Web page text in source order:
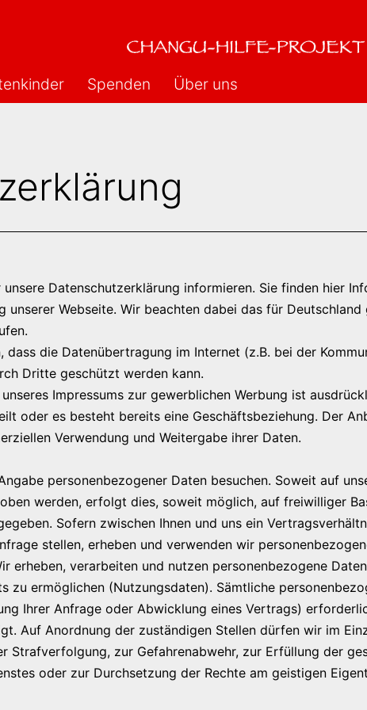
Spenden Über uns
Datenschutzerklärung informieren. Sie finden hier
unserer Webseite. Wir beachten dabei das für
dass die Datenübertragung im Internet (z.B. bei der
Dritte geschützt werden kann.
Impressums zur gewerblichen Werbung ist
oder es besteht bereits eine Geschäftsbeziehung. Der
Verwendung und Weitergabe ihrer Daten.
personenbezogener Daten besuchen. Soweit auf
werden, erfolgt dies, soweit möglich, auf freiwilliger
Sofern zwischen Ihnen und uns ein
stellen, erheben und verwenden wir
erheben, verarbeiten und nutzen personenbezogene
zu ermöglichen (Nutzungsdaten). Sämtliche
Ihrer Anfrage oder Abwicklung eines Vertrags)
Auf Anordnung der zuständigen Stellen dürfen wir im
Strafverfolgung, zur Gefahrenabwehr, zur Erfüllung der
oder zur Durchsetzung der Rechte am geistigen